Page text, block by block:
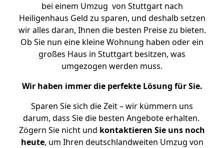
bei einem Umzug von Stuttgart nach
Heiligenhaus Geld zu sparen, und deshalb setzen
wir alles daran, Ihnen die besten Preise zu bieten.
Ob Sie nun eine kleine Wohnung haben oder ein
großes Haus in Stuttgart besitzen, was
umgezogen werden muss.
Wir haben immer die perfekte Lösung für Sie.
Sparen Sie sich die Zeit – wir kümmern uns
darum, dass Sie die besten Angebote erhalten.
Zögern Sie nicht und kontaktieren Sie uns noch
heute, um Ihren deutschlandweiten Umzug von